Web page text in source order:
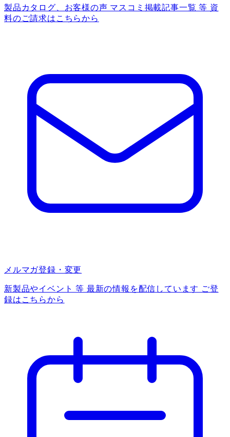
製品カタログ、お客様の声 マスコミ掲載記事一覧 等 資
料のご請求はこちらから
メルマガ登録・変更
新製品やイベント 等 最新の情報を配信しています ご登
録はこちらから